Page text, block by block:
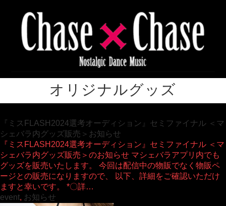
オリジナルグッズ
『ミスFLASH2024選考オーディション』セミファイナル ＜マ
シェバラ内グッズ販売＞お知らせ
『ミスFLASH2024選考オーディション』セミファイナル ＜マ
シェバラ内グッズ販売＞のお知らせ マシェバラアプリ内でも
グッズを販売いたします。 今回は配信中の物販でなく物販ペ
ージとの販売になりますので、 以下、詳細をご確認いただけ
ますと幸いです。 *〇詳…
event, お知らせ